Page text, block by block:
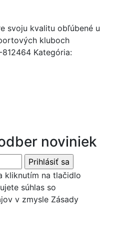
svoju kvalitu obľúbené u
kluboch
812464 Kategória:
noviniek
kliknutím na tlačidlo
súhlas so
v zmysle Zásady